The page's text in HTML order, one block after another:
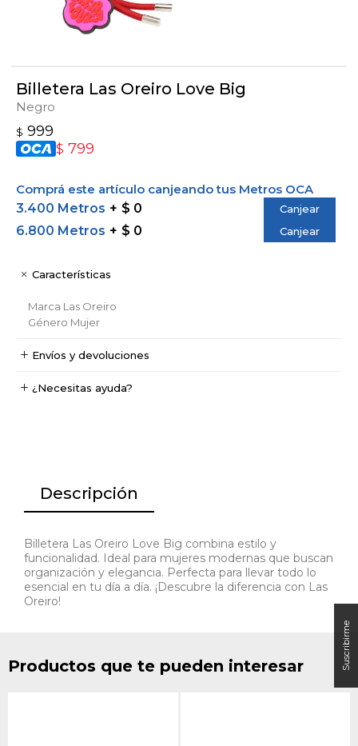
Billetera Las Oreiro Love Big
Negro
$ 999
$ 799
Comprá este artículo canjeando tus Metros OCA
3.400 Metros
$ 0 Canjear
6.800 Metros $ 0 Canjear
Características
Marca Las Oreiro
Género Mujer
Envíos y devoluciones
¿Necesitas ayuda?
Descripción
Billetera Las Oreiro Love Big combina estilo y
funcionalidad. Ideal para mujeres modernas que buscan
organización y elegancia. Perfecta para llevar todo lo
esencial en tu día a día. ¡Descubre la diferencia con Las
Oreiro!
Productos que te pueden interesar